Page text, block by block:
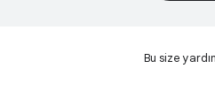
Bu size